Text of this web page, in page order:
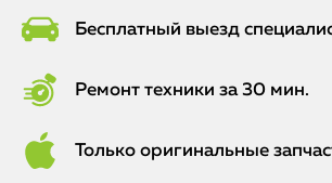
Бесплатный выезд
Ремонт техники за 30 мин.
Только оригинальные